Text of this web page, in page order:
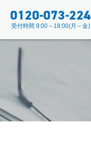
0120-073-224
受付時間 9:00～18:00(月～金)